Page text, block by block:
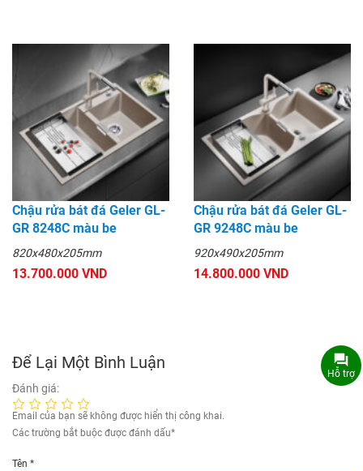
Chậu rửa bát đá Geler GL-
GR 8248C màu be
820x480x205mm
13.700.000 VND
Chậu rửa bát đá Geler GL-
GR 9248C màu be
920x490x205mm
14.800.000 VND
Để Lại Một Bình Luận
Đánh giá:
Email của bạn sẽ không được hiển thị công khai.
Các trường bắt buộc được đánh dấu*
Tên *
Hỗ trợ